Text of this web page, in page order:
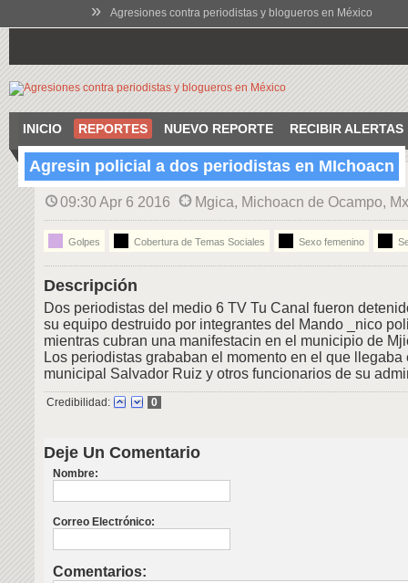
» Agresiones contra periodistas y blogueros en México
INICIO REPORTES NUEVO REPORTE RECIBIR ALERTAS
Agresin policial a dos periodistas en MIchoacn
09:30 Apr 6 2016 Mgica, Michoacn de Ocampo,
Golpes Cobertura de Temas Sociales Sexo femenino
Descripción
Dos periodistas del medio 6 TV Tu Canal fueron
su equipo destruido por integrantes del Mando _nico
mientras cubran una manifestacin en el municipio de
Los periodistas grababan el momento en el que llegaba
municipal Salvador Ruiz y otros funcionarios de su
Credibilidad: 0
Deje Un Comentario
Nombre:
Correo Electrónico:
Comentarios: